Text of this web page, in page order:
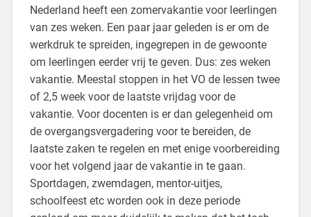
Nederland heeft een zomervakantie voor leerlingen
van zes weken. Een paar jaar geleden is er om de
werkdruk te spreiden, ingegrepen in de gewoonte
om leerlingen eerder vrij te geven. Dus: zes weken
vakantie. Meestal stoppen in het VO de lessen twee
of 2,5 week voor de laatste vrijdag voor de
vakantie. Voor docenten is er dan gelegenheid om
de overgangsvergadering voor te bereiden, de
laatste zaken te regelen en met enige voorbereiding
voor het volgend jaar de vakantie in te gaan.
Sportdagen, zwemdagen, mentor-uitjes,
schoolfeest etc worden ook in deze periode